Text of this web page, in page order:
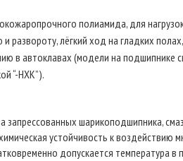
полиамида, для
развороту, лёгкий ход на гладких
в автоклавах (модели на подшипнике
“-HXK”).
шарикоподшипника,
устойчивость к воздействию
допускается температура в